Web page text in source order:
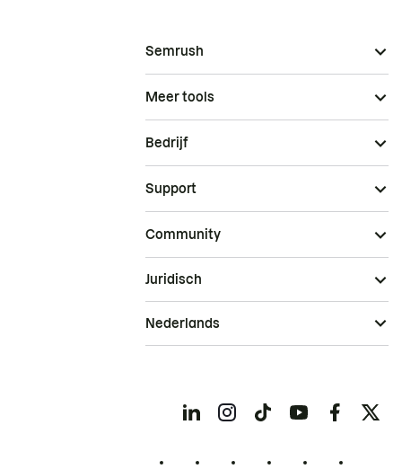
Semrush
Meer tools
Bedrijf
Support
Community
Juridisch
Nederlands